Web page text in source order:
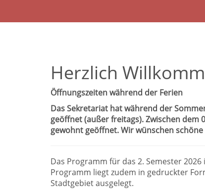
Herzlich
Öffnungszeiten während der Ferien
Das Sekretariat hat während der
geöffnet (außer freitags). Zwischen dem
gewohnt geöffnet. Wir wünschen
Das Programm für das 2. Semester
Programm liegt zudem in gedruckter
Stadtgebiet ausgelegt.